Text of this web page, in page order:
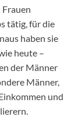
Frauen
tätig, für die
haben sie
heute –
der Männer
Männer,
und